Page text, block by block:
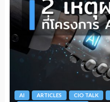
AI ARTICLES CIO TALK